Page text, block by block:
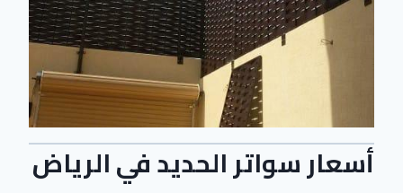
أسعار سواتر الحديد في الرياض